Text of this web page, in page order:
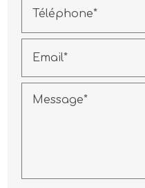
Téléphone*
Email*
Message*